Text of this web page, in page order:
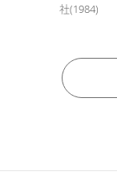
社(1984)